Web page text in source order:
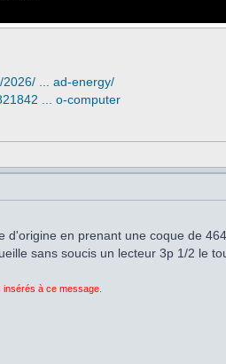
2026/ ... ad-energy/
... o-computer
en prenant une coque de
sans soucis un lecteur 3p 1/2 le
à ce message.